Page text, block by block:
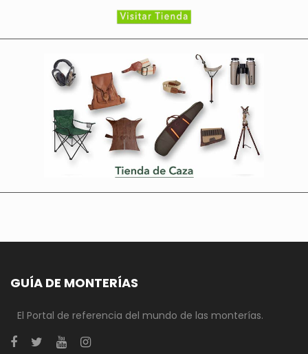
GUÍA DE MONTERÍAS
El Portal de referencia del mundo de las monterías.